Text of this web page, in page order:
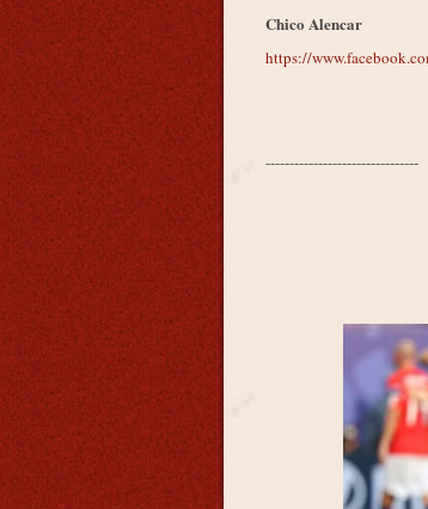
Chico Alencar
https://
--------------------------------